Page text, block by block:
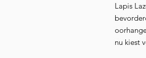
Lapis
nu kiest